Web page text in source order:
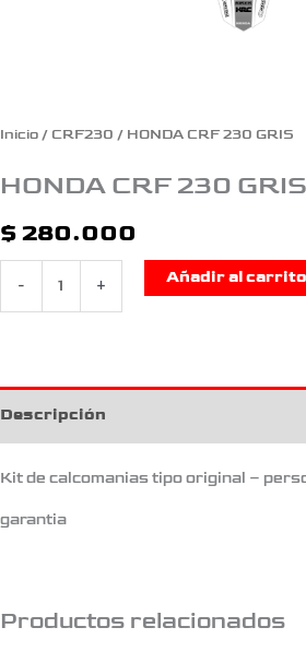
Inicio / CRF230 / HONDA CRF 230 GRIS
HONDA CRF 230 GRIS
$ 280.000
- +
Añadir al carrito
Descripción
Kit de calcomanias tipo original –
garantia
Productos relacionados